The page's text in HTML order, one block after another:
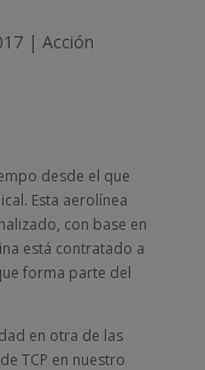
| Acción
desde el que
Esta aerolínea
con base en
está contratado a
forma parte del
en otra de las
TCP en nuestro